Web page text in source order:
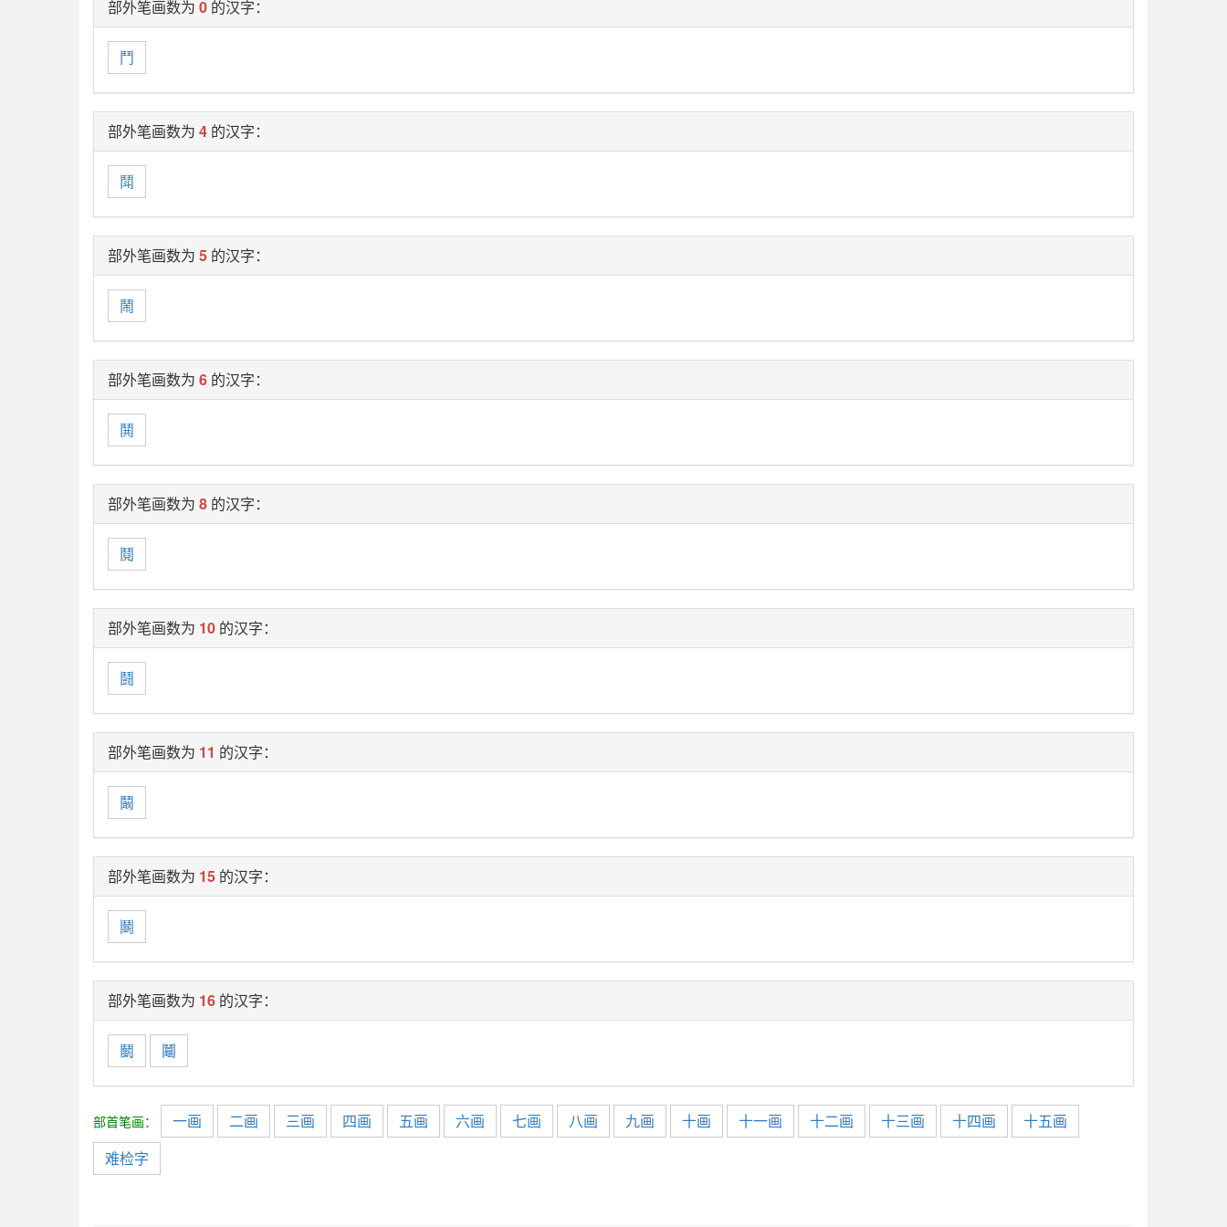
部外笔画数为 0 的汉字：
鬥
部外笔画数为 4 的汉字：
鬦
部外笔画数为 5 的汉字：
鬧
部外笔画数为 6 的汉字：
鬨
部外笔画数为 8 的汉字：
鬩
部外笔画数为 10 的汉字：
鬪
部外笔画数为 11 的汉字：
鬫
部外笔画数为 15 的汉字：
鬬
部外笔画数为 16 的汉字：
鬭 鬮
部首笔画： 一画 二画 三画 四画 五画 六画 七画 八画 九画 十画 十一画 十二画 十三画 十四画
十五画
难检字